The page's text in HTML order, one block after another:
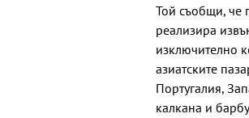
Той съобщи, че
реализира
изключително
азиатските
Португалия,
калкана и